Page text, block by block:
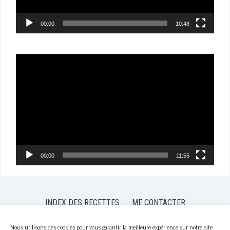
Nous utilisons des cookies pour vous garantir la meilleure expérience sur notre site
00:00 10:48
00:00 11:55
INDEX DES RECETTES
ME CONTACTER